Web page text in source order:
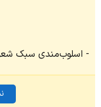
اسلوب‌مندی سبک